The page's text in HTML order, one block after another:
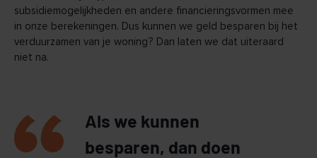
subsidiemogelijkheden en andere financieringsvormen mee
in onze berekeningen. Dus kunnen we geld besparen bij het
verduurzamen van je woning? Dan laten we dat uiteraard
niet na.
Als we kunnen
besparen, dan doen